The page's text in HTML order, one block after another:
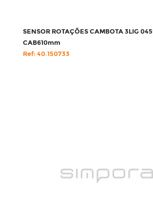
SENSOR ROTAÇÕES CAMBOTA 3LIG
CAB610mm
Ref: 40.150733